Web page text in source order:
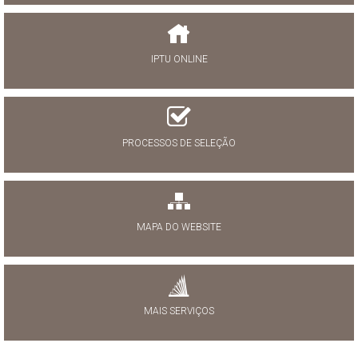
IPTU ONLINE
PROCESSOS DE SELEÇÃO
MAPA DO WEBSITE
MAIS SERVIÇOS